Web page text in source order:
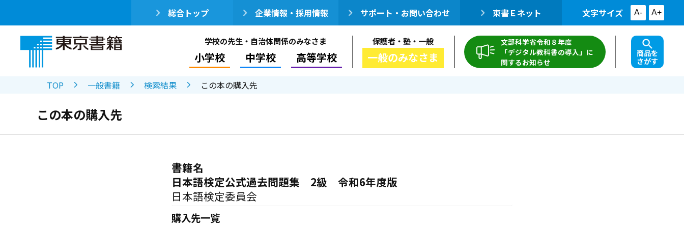
総合トップ 企業情報・採用情報 サポート・お問い合わせ 東書Ｅネット 文字サイズ A- A+
学校の先生・自治体関係のみなさま
小学校 中学校 高等学校
保護者・塾・一般
一般のみなさま
文部科学省令和８年度
「デジタル教科書の導入」に
関するお知らせ
商品を
さがす
TOP 一般書籍 検索結果 この本の購入先
この本の購入先
書籍名
日本語検定公式過去問題集 2級 令和6年度版
日本語検定委員会
購入先一覧